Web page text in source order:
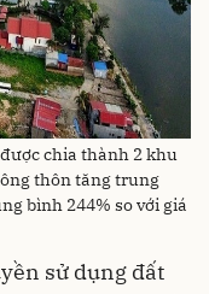
chia thành 2 khu
thôn tăng trung
bình 244% so với giá
sử dụng đất